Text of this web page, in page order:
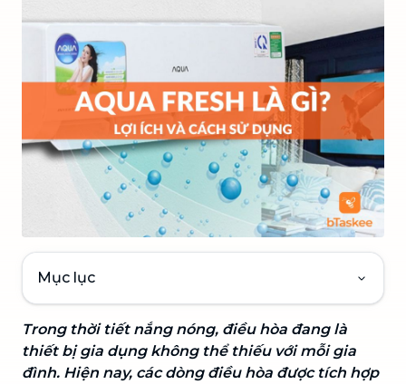
Mục lục
Trong thời tiết nắng nóng, điều hòa đang là
thiết bị gia dụng không thể thiếu với mỗi gia
đình. Hiện nay, các dòng điều hòa được tích hợp